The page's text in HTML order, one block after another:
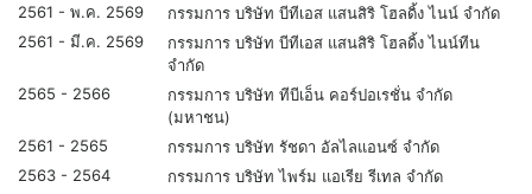
2561 - พ.ค. 2569
กรรมการ บริษัท บีทีเอส แสนสิริ โฮลดิ้ง ไนน์ จำกัด
2561 - มี.ค. 2569
กรรมการ บริษัท บีทีเอส แสนสิริ โฮลดิ้ง ไนน์ทีน
จำกัด
2565 - 2566
กรรมการ บริษัท ทีบีเอ็น คอร์ปอเรชั่น จำกัด
(มหาชน)
2561 - 2565
กรรมการ บริษัท รัชดา อัลไลแอนซ์ จำกัด
2563 - 2564
กรรมการ บริษัท ไพร์ม แอเรีย รีเทล จำกัด